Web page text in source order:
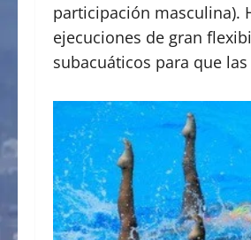
participación masculina).
ejecuciones de gran
subacuáticos para que